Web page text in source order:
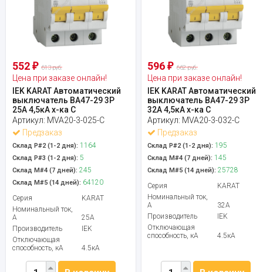
552 ₽ 613 руб.
Цена при заказе онлайн!
IEK KARAT Автоматический
выключатель ВА47-29 3Р
25А 4,5кА х-ка С
Артикул: MVA20-3-025-C
Предзаказ
Склад Р#2 (1-2 дня): 1164
Склад Р#3 (1-2 дня): 5
Склад М#4 (7 дней): 245
Склад М#5 (14 дней): 64120
Серия
KARAT
Номинальный ток,
А
25А
Производитель
IEK
Отключающая
способность, кА
4.5кА
596₽ 662 руб.
Цена при заказе онлайн!
IEK KARAT Автоматический
выключатель ВА47-29 3Р
32А 4,5кА х-ка С
Артикул: MVA20-3-032-C
Предзаказ
Склад Р#2 (1-2 дня): 195
Склад М#4 (7 дней): 145
Склад М#5 (14 дней): 25728
Серия
KARAT
Номинальный ток,
А
32А
Производитель
IEK
Отключающая
способность, кА
4.5кА